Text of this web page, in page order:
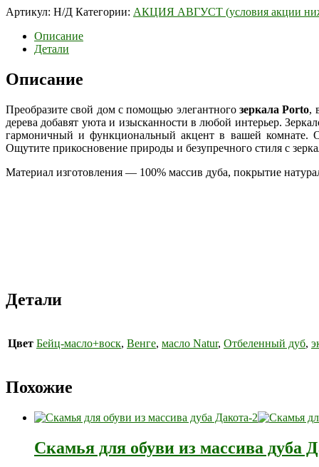
Артикул: Н/Д Категории: АКЦИЯ АВГУСТ (условия акции
Описание
Детали
Описание
Преобразите свой дом с помощью элегантного зеркала Porto,
дерева добавят уюта и изысканности в любой интерьер.
гармоничный и функциональный акцент в вашей комнате.
Ощутите прикосновение природы и безупречного стиля с
Материал изготовления — 100% массив дуба, покрытие
Детали
Цвет Бейц-масло+воск, Венге, масло Natur, Отбеленный дуб,
Похожие
Скамья для обуви из массива дуба